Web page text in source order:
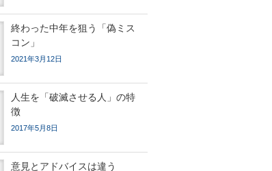
終わった中年を狙う「偽ミス
コン」
2021年3月12日
人生を「破滅させる人」の特
徴
2017年5月8日
意見とアドバイスは違う